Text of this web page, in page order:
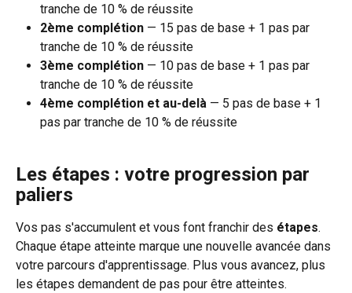
tranche de 10 % de réussite
2ème complétion — 15 pas de base + 1 pas par
tranche de 10 % de réussite
3ème complétion — 10 pas de base + 1 pas par
tranche de 10 % de réussite
4ème complétion et au-delà — 5 pas de base + 1
pas par tranche de 10 % de réussite
Les étapes : votre progression par
paliers
Vos pas s'accumulent et vous font franchir des étapes.
Chaque étape atteinte marque une nouvelle avancée dans
votre parcours d'apprentissage. Plus vous avancez, plus
les étapes demandent de pas pour être atteintes.